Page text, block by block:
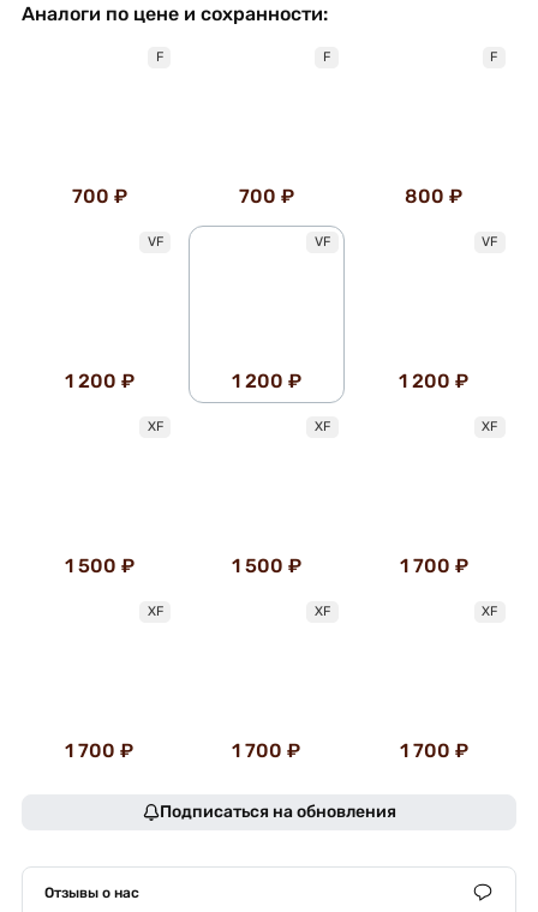
Аналоги по цене и сохранности:
F
700 ₽
F
700 ₽
F
800 ₽
VF
1 200 ₽
VF
1 200 ₽
VF
1 200 ₽
XF
1 500 ₽
XF
1 500 ₽
XF
1 700 ₽
XF
1 700 ₽
XF
1 700 ₽
XF
1 700 ₽
Подписаться на обновления
Отзывы о нас